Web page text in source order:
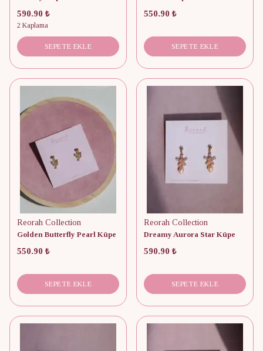
590.90 ₺
2 Kaplama
SEPETE EKLE
550.90 ₺
SEPETE EKLE
Reorah Collection
Golden Butterfly Pearl Küpe
550.90 ₺
SEPETE EKLE
Reorah Collection
Dreamy Aurora Star Küpe
590.90 ₺
SEPETE EKLE